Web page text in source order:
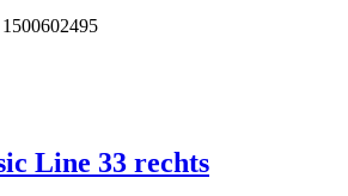
Line 33 rechts